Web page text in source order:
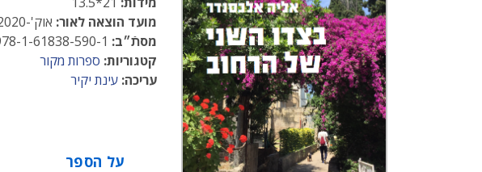
מועד הוצאה לאור: אוק'-2020
מסתֿ״ב:
קטגוריות: ספרות מקור
עריכה: עינת יקיר
על הספר